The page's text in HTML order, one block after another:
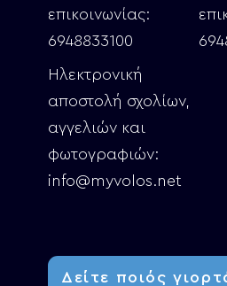
επικοινωνίας:
6948833100
Ηλεκτρονική
αποστολή σχολίων,
αγγελιών και
φωτογραφιών:
info@myvolos.net
Δείτε ποιός